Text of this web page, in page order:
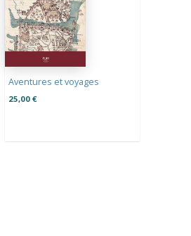
Aventures et voyages
25,00 €